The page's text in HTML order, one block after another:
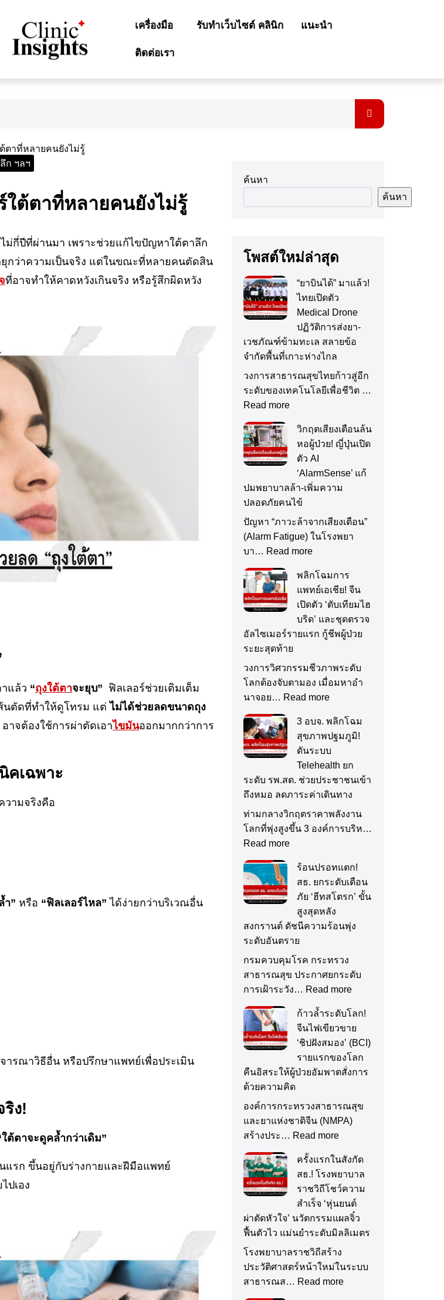
เครื่องมือ รับทำเว็บไซต์ คลินิก แนะนำ
ติดต่อเรา
ก ฯลฯ
ใต้ตาที่หลายคนยังไม่รู้
ม่กี่ปีที่ผ่านมา เพราะช่วยแก้ไขปัญหาใต้ตาลึก
กว่าความเป็นจริง แต่ในขณะที่หลายคนตัดสิน
ที่อาจทำให้คาดหวังเกินจริง หรือรู้สึกผิดหวัง
แล้ว “ถุงใต้ตาจะยุบ” ฟิลเลอร์ช่วยเติมเต็ม
ส้นตัดที่ทำให้ดูโทรม แต่ไม่ได้ช่วยลดขนาดถุง
าจต้องใช้การผ่าตัดเอาไขมันออกมากกว่าการ
คเฉพาะ
วามจริงคือ
ำ” หรือ “ฟิลเลอร์ไหล”ได้ง่ายกว่าบริเวณอื่น
ารณาวิธีอื่น หรือปรึกษาแพทย์เพื่อประเมิน
ง!
ใต้ตาจะดูคล้ำกว่าเดิม”
แรก ขึ้นอยู่กับร่างกายและฝีมือแพทย์
ปเอง
ค้นหา
ค้นหา
โพสต์ใหม่ล่าสุด
“ยาบินได้” มาแล้ว!
ไทยเปิดตัว
Medical Drone
ปฏิวัติการส่งยา-
เวชภัณฑ์ข้ามทะเล สลายข้อ
จำกัดพื้นที่เกาะห่างไกล
วงการสาธารณสุขไทยก้าวสู่อีก
ระดับของเทคโนโลยีเพื่อชีวิต …
Read more
วิกฤตเสียงเตือนล้น
หอผู้ป่วย! ญี่ปุ่นเปิด
ตัว AI
‘AlarmSense’ แก้
ปมพยาบาลล้า-เพิ่มความ
ปลอดภัยคนไข้
ปัญหา “ภาวะล้าจากเสียงเตือน”
(Alarm Fatigue) ในโรงพยา
บา… Read more
พลิกโฉมการ
แพทย์เอเชีย! จีน
เปิดตัว ‘ตับเทียมไฮ
บริด’ และชุดตรวจ
อัลไซเมอร์รายแรก กู้ชีพผู้ป่วย
ระยะสุดท้าย
วงการวิศวกรรมชีวภาพระดับ
โลกต้องจับตามอง เมื่อมหาอำ
นาจอย… Read more
3 อบจ. พลิกโฉม
สุขภาพปฐมภูมิ!
ดันระบบ
Telehealth ยก
ระดับ รพ.สต. ช่วยประชาชนเข้า
ถึงหมอ ลดภาระค่าเดินทาง
ท่ามกลางวิกฤตราคาพลังงาน
โลกที่พุ่งสูงขึ้น 3 องค์การบริห…
Read more
ร้อนปรอทแตก!
สธ. ยกระดับเตือน
ภัย ‘ฮีทสโตรก’ ขั้น
สูงสุดหลัง
สงกรานต์ ดัชนีความร้อนพุ่ง
ระดับอันตราย
กรมควบคุมโรค กระทรวง
สาธารณสุข ประกาศยกระดับ
การเฝ้าระวัง… Read more
ก้าวล้ำระดับโลก!
จีนไฟเขียวขาย
‘ชิปฝังสมอง’ (BCI)
รายแรกของโลก
คืนอิสระให้ผู้ป่วยอัมพาตสั่งการ
ด้วยความคิด
องค์การกระทรวงสาธารณสุข
และยาแห่งชาติจีน (NMPA)
สร้างประ… Read more
ครั้งแรกในสังกัด
สธ.! โรงพยาบาล
ราชวิถีโชว์ความ
สำเร็จ ‘หุ่นยนต์
ผ่าตัดหัวใจ’ นวัตกรรมแผลจิ๋ว
ฟื้นตัวไว แม่นยำระดับมิลลิเมตร
โรงพยาบาลราชวิถีสร้าง
ประวัติศาสตร์หน้าใหม่ในระบบ
สาธารณส… Read more